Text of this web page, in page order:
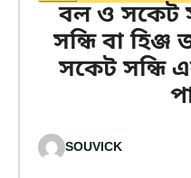
বল ও সকেট
সন্ধি বা
সকেট সন্ধি
SOUVICK